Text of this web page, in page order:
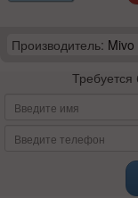
Производитель: Mivo